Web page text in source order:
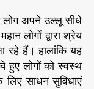
लोग अपने उल्लू सीधे
लोगों द्वारा श्रेय
रहे हैं। हालांकि यह
हुए लोगों को स्वस्थ
साधन-सुविधाएं